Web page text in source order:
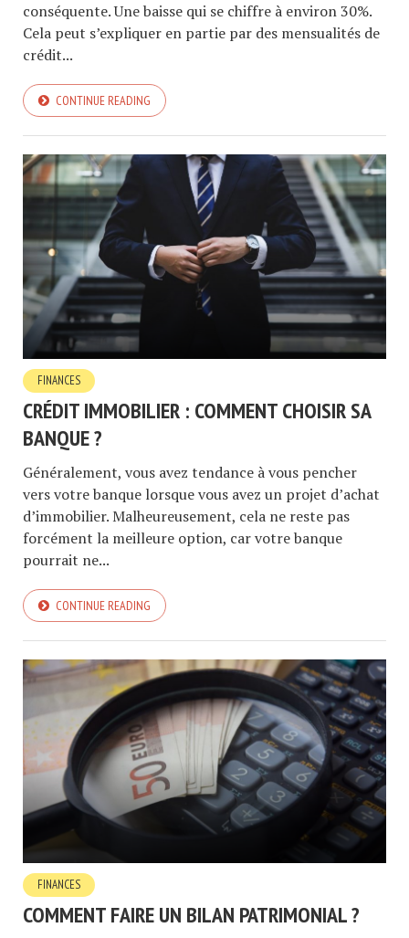
conséquente. Une baisse qui se chiffre à environ 30%.
Cela peut s’expliquer en partie par des mensualités de
crédit...
CONTINUE READING
FINANCES
CRÉDIT IMMOBILIER : COMMENT CHOISIR SA
BANQUE ?
Généralement, vous avez tendance à vous pencher
vers votre banque lorsque vous avez un projet d’achat
d’immobilier. Malheureusement, cela ne reste pas
forcément la meilleure option, car votre banque
pourrait ne...
CONTINUE READING
FINANCES
COMMENT FAIRE UN BILAN PATRIMONIAL ?